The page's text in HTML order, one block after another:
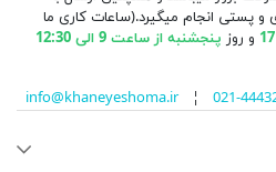
پستی انجام میگیرد.(ساعات کاری ما
و روز پنجشنبه از ساعت 9 الی 12:30
info@khaneyeshoma.ir¦ 021-